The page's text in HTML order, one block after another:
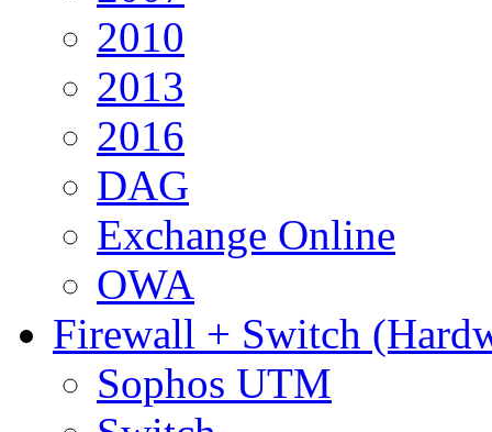
2010
2013
2016
DAG
Exchange Online
OWA
Firewall + Switch
Sophos UTM